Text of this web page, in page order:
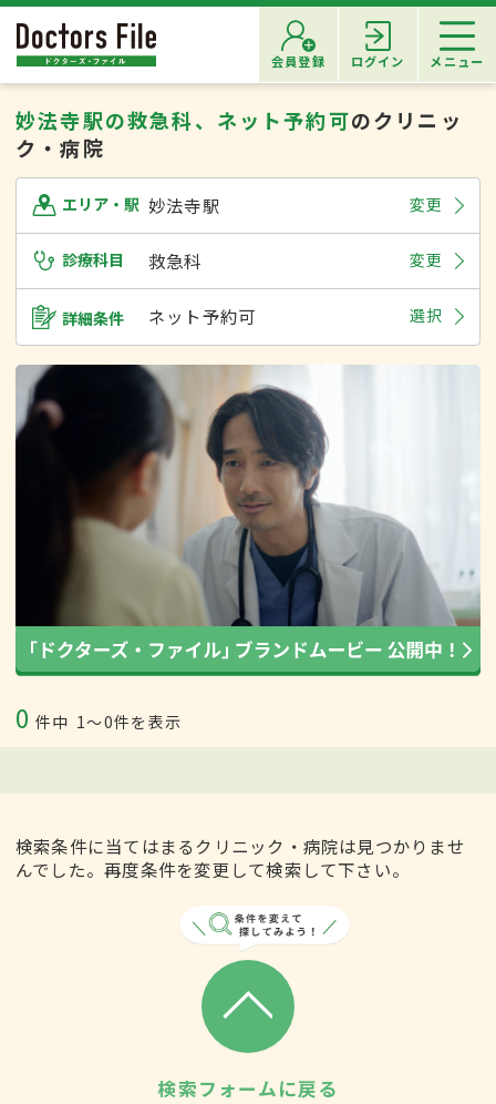
会員登録 ログイン メニュー
妙法寺駅の救急科、ネット予約可のクリニッ
ク・病院
エリア・駅 妙法寺駅 変更
診療科目 救急科 変更
詳細条件 ネット予約可 選択
0 件中 1〜0件を表示
検索条件に当てはまるクリニック・病院は見つかりませ
んでした。再度条件を変更して検索して下さい。
検索フォームに戻る